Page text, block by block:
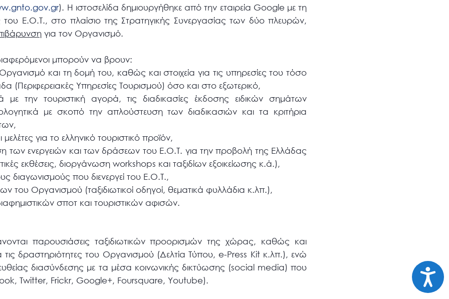
). Η ιστοσελίδα δημιουργήθηκε από την εταιρεία Google με τη
του Ε.Ο.Τ., στο πλαίσιο της Στρατηγικής Συνεργασίας των δύο πλευρών,
για τον Οργανισμό.
μπορούν να βρουν:
και τη δομή του, καθώς και στοιχεία για τις υπηρεσίες του τόσο
(Περιφερειακές Υπηρεσίες Τουρισμού) όσο και στο εξωτερικό,
με την τουριστική αγορά, τις διαδικασίες έκδοσης ειδικών σημάτων
με σκοπό την απλούστευση των διαδικασιών και τα κριτήρια
μελέτες για το ελληνικό τουριστικό προϊόν,
των ενεργειών και των δράσεων του Ε.Ο.Τ. για την προβολή της Ελλάδας
εκθέσεις, διοργάνωση workshops και ταξιδίων εξοικείωσης κ.ά.),
διαγωνισμούς που διενεργεί του Ε.Ο.Τ.,
του Οργανισμού (ταξιδιωτικοί οδηγοί, θεματικά φυλλάδια κ.λπ.),
σποτ και τουριστικών αφισών.
παρουσιάσεις ταξιδιωτικών προορισμών της χώρας, καθώς και
τις δραστηριότητες του Οργανισμού (Δελτία Τύπου, e-Press Kit κ.λπ.), ενώ
διασύνδεσης με τα μέσα κοινωνικής δικτύωσης (social media) που
Twitter, Frickr, Google+, Foursquare, Youtube).